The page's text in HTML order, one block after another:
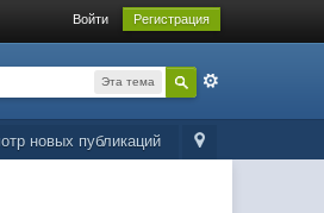
Войти Регистрация
Эта тема
новых публикаций